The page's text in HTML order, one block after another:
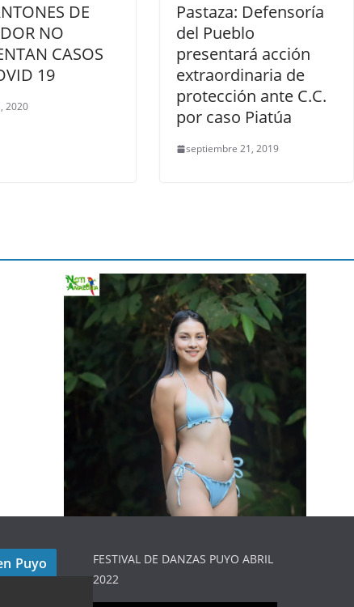
DE
NO
CASOS
19
2020
Pastaza: Defensoría
del Pueblo
presentará acción
extraordinaria de
protección ante C.C.
por caso Piatúa
septiembre 21, 2019
Puyo
FESTIVAL DE DANZAS PUYO ABRIL
2022